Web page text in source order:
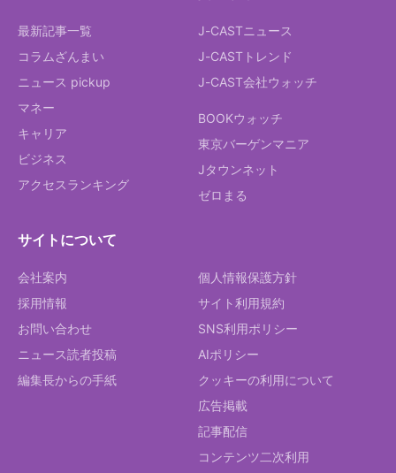
最新記事一覧
コラムざんまい
ニュース pickup
マネー
キャリア
ビジネス
アクセスランキング
J-CASTニュース
J-CASTトレンド
J-CAST会社ウォッチ
BOOKウォッチ
東京バーゲンマニア
Jタウンネット
ゼロまる
サイトについて
会社案内
採用情報
お問い合わせ
ニュース読者投稿
編集長からの手紙
個人情報保護方針
サイト利用規約
SNS利用ポリシー
AIポリシー
クッキーの利用について
広告掲載
記事配信
コンテンツ二次利用